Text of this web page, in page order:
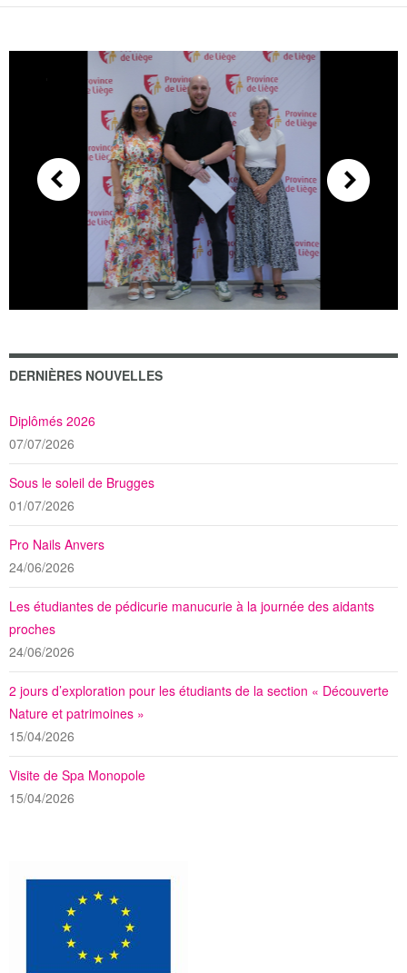
DERNIÈRES NOUVELLES
Diplômés 2026
07/07/2026
Sous le soleil de Brugges
01/07/2026
Pro Nails Anvers
24/06/2026
Les étudiantes de pédicurie manucurie à la journée des aidants
proches
24/06/2026
2 jours d’exploration pour les étudiants de la section « Découverte
Nature et patrimoines »
15/04/2026
Visite de Spa Monopole
15/04/2026